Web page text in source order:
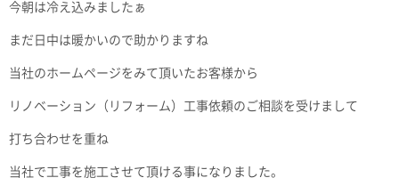
今朝は冷え込みましたぁ
まだ日中は暖かいので助かりますね
当社のホームページをみて頂いたお客様から
リノベーション（リフォーム）工事依頼のご相談を受けまして
打ち合わせを重ね
当社で工事を施工させて頂ける事になりました。